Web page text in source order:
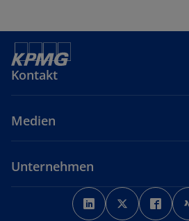
Kontakt
Medien
Unternehmen
w
i
w
i
w
i